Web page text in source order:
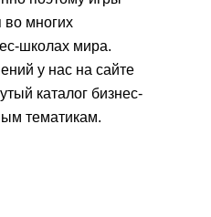
во многих
школах мира.
у нас на сайте
каталог бизнес-
тематикам.